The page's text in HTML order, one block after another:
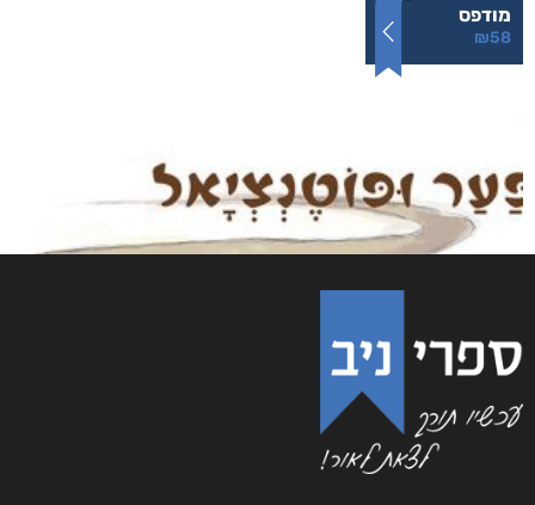
מודפס
₪58